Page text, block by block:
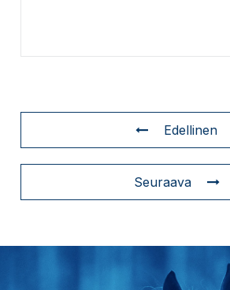
Edellinen
Seuraava